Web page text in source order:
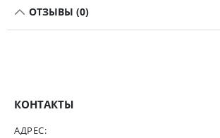
ОТЗЫВЫ (0)
КОНТАКТЫ
АДРЕС: